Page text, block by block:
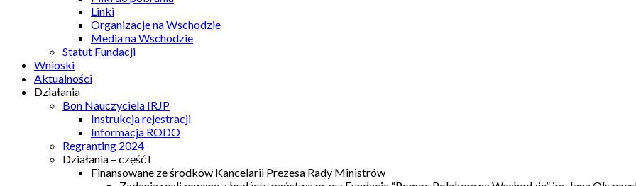
Linki
Organizacje na Wschodzie
Media na Wschodzie
Statut Fundacji
Wnioski
Aktualności
Działania
Bon Nauczyciela IRJP
Instrukcja rejestracji
Informacja RODO
Regranting 2024
Działania – część I
Finansowane ze środków Kancelarii Prezesa Rady Ministrów